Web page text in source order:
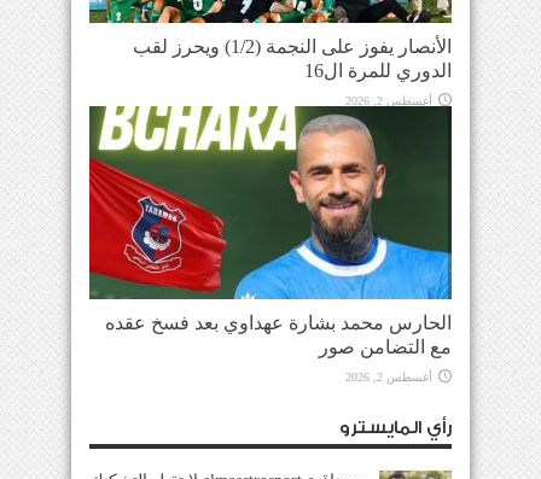
الأنصار يفوز على النجمة (1/2) ويحرز لقب
الدوري للمرة ال16
أغسطس 2, 2026
الحارس محمد بشارة عهداوي بعد فسخ عقده
مع التضامن صور
أغسطس 2, 2026
رأي المايسترو